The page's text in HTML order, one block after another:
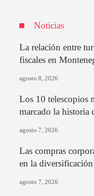
Noticias
La relación entre
fiscales en
agosto 8, 2026
Los 10 telescopios
marcado la historia
agosto 7, 2026
Las compras
en la diversificación
agosto 7, 2026